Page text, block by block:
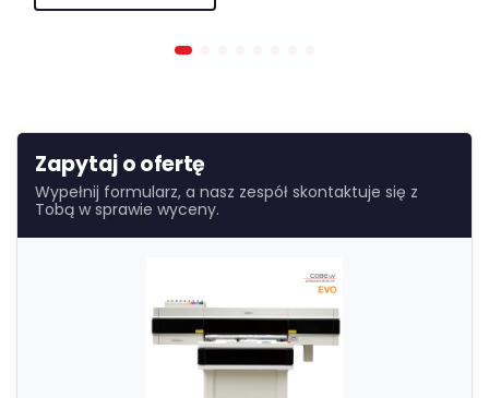
Zapytaj o ofertę
Wypełnij formularz, a nasz zespół skontaktuje się z
Tobą w sprawie wyceny.